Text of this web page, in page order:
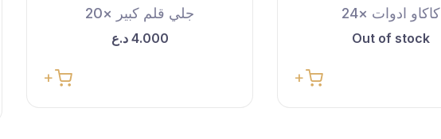
كاكاو ادوات ×24
Out of stock
جلي قلم كبير ×20
4.000 د.ع